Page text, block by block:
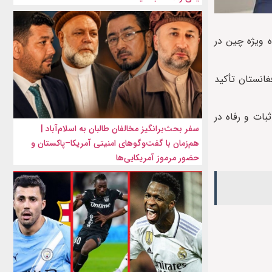
ویژه چین در
تأکید
و رفاه در
سفر بحث‌برانگیز مخالفان طالبان به اسلام‌آباد |
هم‌زمان با گفت‌وگوهای امنیتی آمریکا–پاکستان و
حضور مرموز آمریکایی‌ها